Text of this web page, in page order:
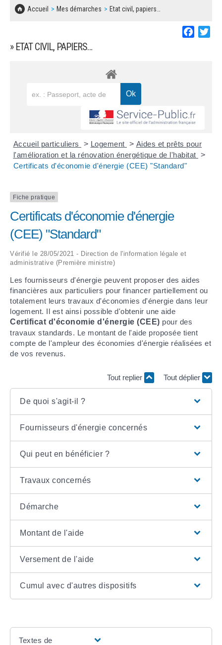
Accueil Mes démarches Etat civil, papiers…
» ETAT CIVIL, PAPIERS…
Accueil particuliers > Logement > Aides et prêts pour
l'amélioration et la rénovation énergétique de l'habitat >
Certificats d'économie d'énergie (CEE) "Standard"
Fiche pratique
Certificats d'économie d'énergie
(CEE) "Standard"
Vérifié le 28/05/2021 - Direction de l'information légale et
administrative (Première ministre)
Les fournisseurs d'énergie peuvent proposer des aides
financières aux particuliers pour financer partiellement ou
totalement leurs travaux d'économies d'énergie dans leur
logement. Il est ainsi possible d'obtenir une aide
Certificat d'économie d'énergie (CEE) pour des
travaux standards. Le montant de l'aide proposée tient
compte de l'ampleur des économies d'énergie réalisées et
de vos revenus.
Tout replier Tout déplier
De quoi s'agit-il ?
Fournisseurs d'énergie concernés
Qui peut en bénéficier ?
Travaux concernés
Démarche
Montant de l'aide
Versement de l'aide
Cumul avec d'autres dispositifs
Textes de
CONCERTATIONS PUBLIQUES
SOLIDARITÉ, LOGEMENT
SÉNIORS
DECHETS
BESOIN D'UNE AIDE ?
LES ASSOCIATIONS
MARCHÉS PUBLICS
DOCUMENT D'INFORMATION COMMUNAL
REGLEMENT LOCAL DE PUBLICITÉ
DECLARATION DE DEMARCHAGE
DOSSIER DE DEMANDE DE SUBVENTION
DEMANDE DE PRÊT DE MATERIEL
FICHE D'ORGANISATION MANIFESTATION
PLAN D'ACTION MUNICIPAL
ARRÊTÉS MUNICIPAUX
DÉLIBÉRATIONS